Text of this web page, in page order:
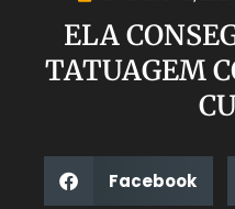
ELA
TATUAGEM
Facebook